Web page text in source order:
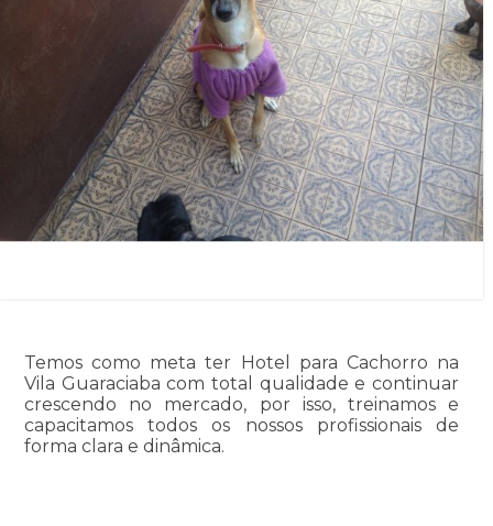
Temos como meta ter Hotel para Cachorro na
Vila Guaraciaba com total qualidade e continuar
crescendo no mercado, por isso, treinamos e
capacitamos todos os nossos profissionais de
forma clara e dinâmica.